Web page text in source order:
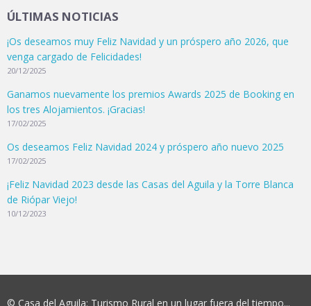
ÚLTIMAS NOTICIAS
¡Os deseamos muy Feliz Navidad y un próspero año 2026, que
venga cargado de Felicidades!
20/12/2025
Ganamos nuevamente los premios Awards 2025 de Booking en
los tres Alojamientos. ¡Gracias!
17/02/2025
Os deseamos Feliz Navidad 2024 y próspero año nuevo 2025
17/02/2025
¡Feliz Navidad 2023 desde las Casas del Águila y la Torre Blanca
de Riópar Viejo!
10/12/2023
© Casa del Aguila: Turismo Rural en un lugar fuera del tiempo...